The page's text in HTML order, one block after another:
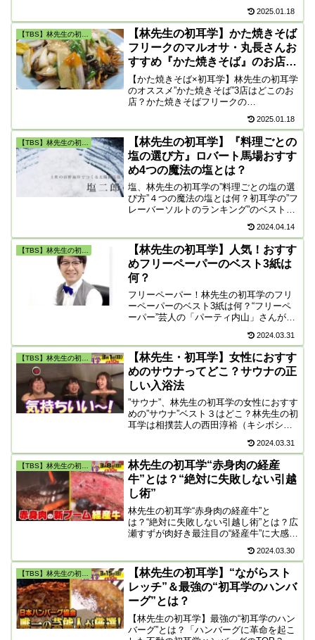
『蕎麦屋のカツ丼 水元』。林先生初耳
学かつ丼の３つ目は『鈴伸』です。2019
年ミシュランガイドの日本のとんかつ店
「ミシュランプレート」11店舗も紹介。
2025.01.18
【TBS】林先生の初耳学
【林先生の初耳学】かた焼きそば
フリークのマルオサ・丸長さんお
すすめ『かた焼きそば』のお店と
は？
【かた焼きそば×初耳学】林先生の初耳学
のオススメ”かた焼きそば”3店はどこのお
店？かた焼きそばフリークの
がスタジオに登場！ 林先生の初耳学のか
た焼きそば1位は「不二家」です。林先生
の初耳学”かた焼きそば”2位は「いむら
や」、そして3位は、奇珍です。
2025.01.18
【林先生の初耳学】『料理ごとの
塩の選び方』ロバート馬場おすす
め4つの魔法の塩とは？
塩、林先生の初耳学の”料理ごとの塩の選
び方”４つの魔法の塩とは何？初耳学の”フ
レーバーソルトのランキング”のベスト3
塩の中から４つの魔法の塩を厳選しまし
た。揚げ物の料理に合う塩は「知床の塩
の極み」、ステーキ料理に合う塩は「パ
ハール岩塩」等を紹介。
2024.04.14
【林先生の初耳学】人気！おすす
めフリーペーパーのベスト3紙は
何？
フリーペーパー！林先生の初耳学のフリ
ーペーパーのベスト3紙は何？“フリーペ
ーパー”芸人の「パーティ内山」さんが選
児情報の「ＦＱ ＪＡＰＡＮ ＤＩＧＥＳ
Ｔ」「職・漁師」「ヘルスグラフィック
マガジン」『月間妄想星占い』などを紹
介。
2024.03.31
【林先生・初耳学】女性におすす
めのサウナってどこ？サウナの正
しい入浴法
”サウナ”、林先生の初耳学の女性におすす
めの”サウナ”ベスト３はどこ？林先生の初
耳学は相撲芸人の西田淳裕（キシボシ）
「サウナ」を出題する。「3時のヒロイ
ン」のサウナの入浴シーン！初耳学のサ
ウナの正しい入り方とは？炎鵬(えんほ
う）の下手投げ動画。
2024.03.31
【TBS】林先生の初耳学
林先生の初耳学“赤身肉の経産
牛”とは？“絶対に失敗しない引越
し術”
林先生の初耳学“赤身肉の経産牛”と
は？“絶対に失敗しない引越し術”とは？広
瀬すずが肉好き最注目の“経産牛”に大感
対決★肉の新常識「経産牛」】初耳学“赤
身肉フリーク”ＶＳ林先生。初耳学“引越し
フリーク”ＶＳ林先生。
2024.03.30
【TBS】林先生の初耳学
【林先生の初耳学】“ながらスト
レッチ”＆最強の“初耳学のハンバ
ーグ”とは？
【林先生の初耳学】最強の“初耳学のハン
バーグ”とは？「ハンバーグに革命を起こ